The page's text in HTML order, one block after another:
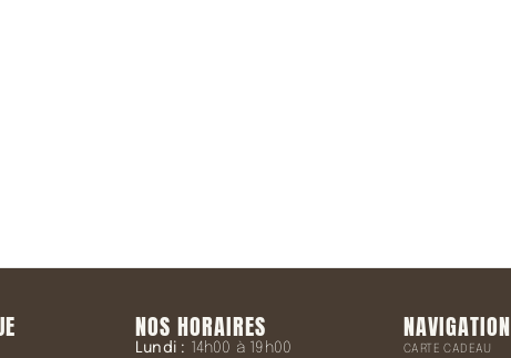
NOS HORAIRES
Lundi : 14h00 à 19h00
NAVIGATION
CARTE CADEAU